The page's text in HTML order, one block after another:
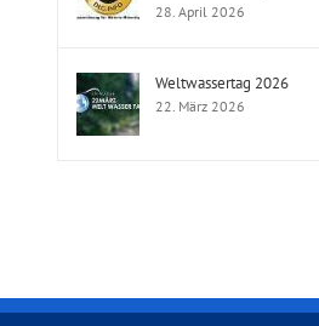
28. April 2026
Weltwassertag 2026
22. März 2026